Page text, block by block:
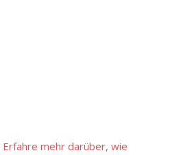
Erfahre mehr darüber, wie